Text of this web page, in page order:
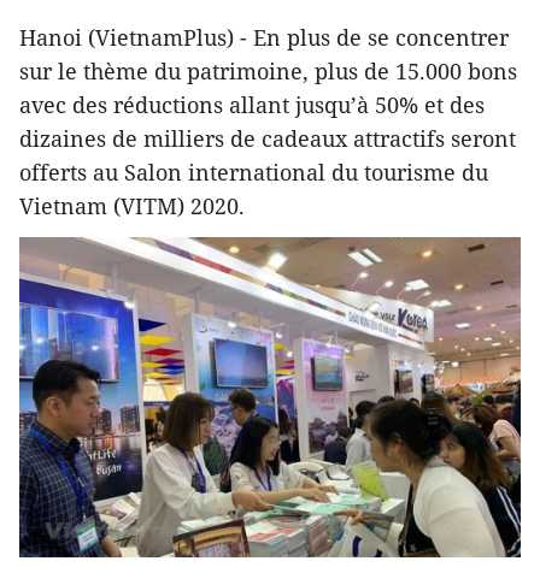
Hanoi (VietnamPlus) - En plus de se concentrer
sur le thème du patrimoine, plus de 15.000 bons
avec des réductions allant jusqu’à 50% et des
dizaines de milliers de cadeaux attractifs seront
offerts au Salon international du tourisme du
Vietnam (VITM) 2020.